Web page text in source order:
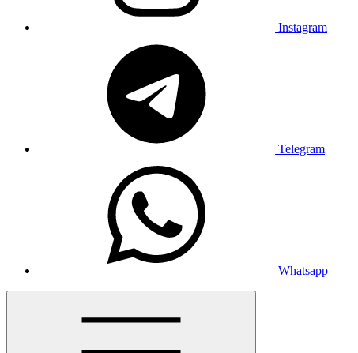
Instagram
Telegram
Whatsapp